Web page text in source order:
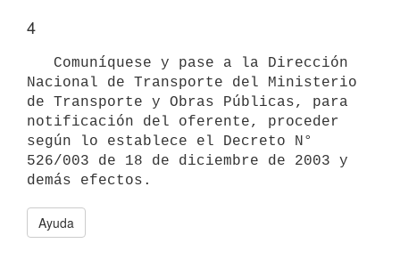
4
Nacional de Transporte del Ministerio
de Transporte y Obras Públicas, para
notificación del oferente, proceder
según lo establece el Decreto N°
526/003 de 18 de diciembre de 2003 y
Ayuda